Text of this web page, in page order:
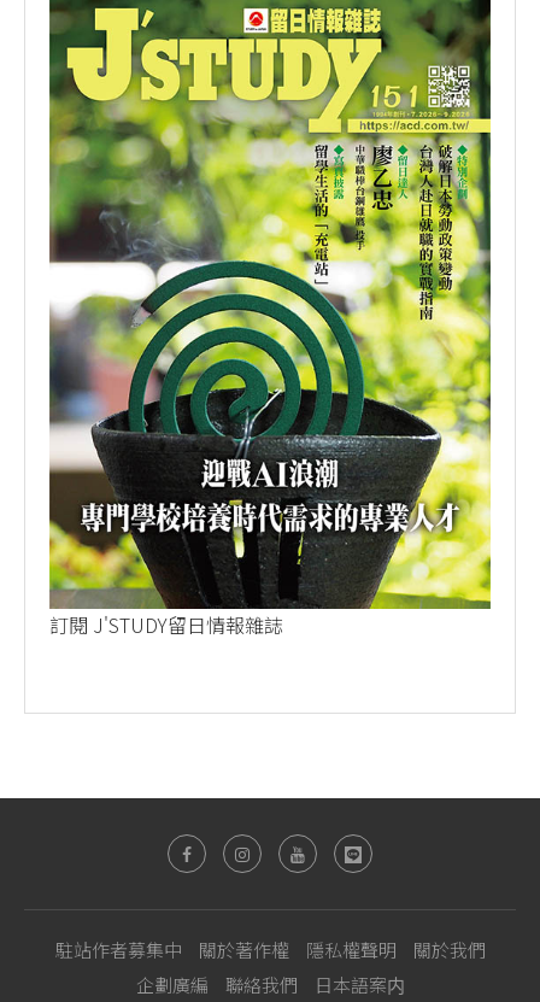
訂閱 J'STUDY留日情報雜誌
駐站作者募集中 關於著作權 隱私權聲明
關於我們
企劃廣編
聯絡我們 日本語案内